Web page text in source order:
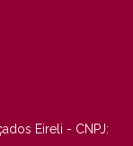
Eireli - CNPJ: